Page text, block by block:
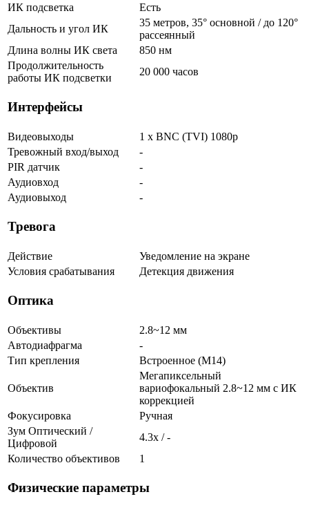
ИК подсветка
Есть
Дальность и угол ИК
35 метров, 35° основной / до 120°
рассеянный
Длина волны ИК света
850 нм
Продолжительность
работы ИК подсветки
20 000 часов
Интерфейсы
Видеовыходы
1 x BNC (TVI) 1080p
Тревожный вход/выход
-
PIR датчик
-
Аудиовход
-
Аудиовыход
-
Тревога
Действие
Уведомление на экране
Условия срабатывания
Детекция движения
Оптика
Объективы
2.8~12 мм
Автодиафрагма
-
Тип крепления
Встроенное (М14)
Объектив
Мегапиксельный
вариофокальный 2.8~12 мм c ИК
коррекцией
Фокусировка
Ручная
Зум Оптический /
Цифровой
4.3х / -
Количество объективов
1
Физические параметры